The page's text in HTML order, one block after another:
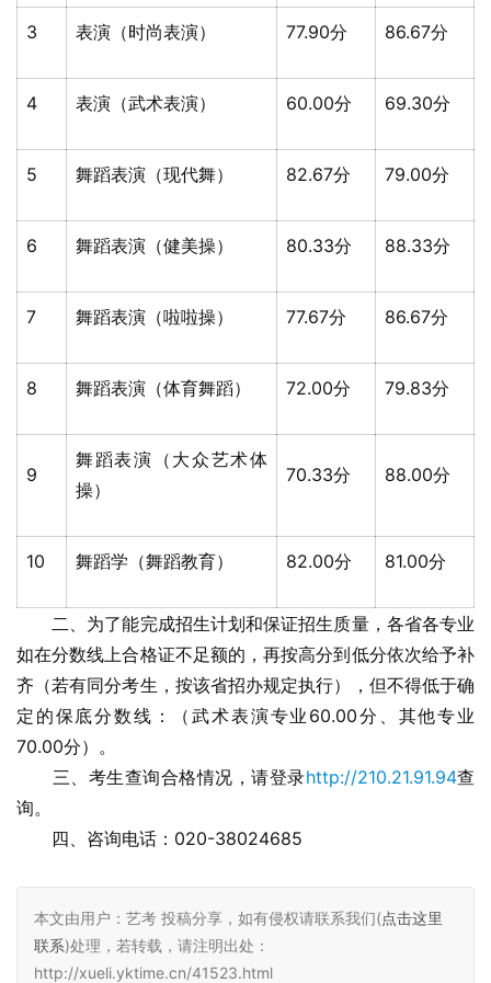
3 表演（时尚表演） 77.90分 86.67分
4 表演（武术表演） 60.00分 69.30分
5 舞蹈表演（现代舞） 82.67分 79.00分
6 舞蹈表演（健美操） 80.33分 88.33分
7 舞蹈表演（啦啦操） 77.67分 86.67分
8 舞蹈表演（体育舞蹈） 72.00分 79.83分
9
舞蹈表演（大众艺术体
操）
70.33分 88.00分
10 舞蹈学（舞蹈教育） 82.00分 81.00分
二、为了能完成招生计划和保证招生质量，各省各专业
如在分数线上合格证不足额的，再按高分到低分依次给予补
齐（若有同分考生，按该省招办规定执行），但不得低于确
定的保底分数线：（武术表演专业60.00分、其他专业
70.00分）。
三、考生查询合格情况，请登录http://210.21.91.94查
询。
四、咨询电话：020-38024685
本文由用户：艺考 投稿分享，如有侵权请联系我们(点击这里
联系)处理，若转载，请注明出处：
http://xueli.yktime.cn/41523.html